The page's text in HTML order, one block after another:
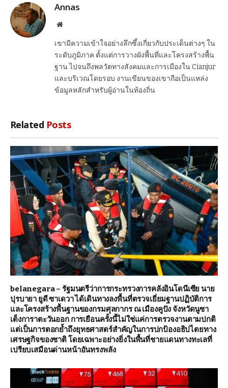
Annas
Website
เขามีความเข้าใจอย่างลึกซึ้งเกี่ยวกับประเด็นต่างๆ ใน
ระดับภูมิภาค ตั้งแต่การวางผังพื้นที่และโครงสร้างพื้น
ฐาน ไปจนถึงพลวัตทางสังคมและการเมืองใน Cianjur
และบริเวณโดยรอบ งานเขียนของเขาถือเป็นแหล่ง
ข้อมูลหลักสำหรับผู้อ่านในท้องถิ่น
Related Posts
belanegara – รัฐมนตรีว่าการกระทรวงการคลังอินโดนีเซีย นาย
ปุรบายา ยูดี ซาเดวา ได้เดินทางลงพื้นที่ตรวจเยี่ยมฐานปฏิบัติการ
และโครงสร้างพื้นฐานของกรมศุลกากร ณ เมืองคูปัง จังหวัดนูซา
เต็งการาตะวันออก การเยือนครั้งนี้ไม่ใช่แค่การตรวจงานตามปกติ
แต่เป็นการตอกย้ำถึงยุทธศาสตร์สำคัญในการปกป้องอธิปไตยทาง
เศรษฐกิจของชาติ โดยเฉพาะอย่างยิ่งในพื้นที่ชายแดนทางทะเลที่
เปรียบเสมือนด่านหน้าอันทรงพลัง